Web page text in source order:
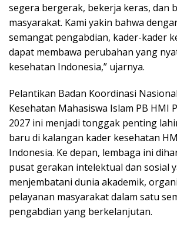
segera bergerak, bekerja keras, dan
masyarakat. Kami yakin bahwa
semangat pengabdian, kader-kader
dapat membawa perubahan yang
kesehatan Indonesia,” ujarnya.
Pelantikan Badan Koordinasi
Kesehatan Mahasiswa Islam PB HMI
2027 ini menjadi tonggak penting
baru di kalangan kader kesehatan
Indonesia. Ke depan, lembaga ini
pusat gerakan intelektual dan sosial
menjembatani dunia akademik,
pelayanan masyarakat dalam satu
pengabdian yang berkelanjutan.